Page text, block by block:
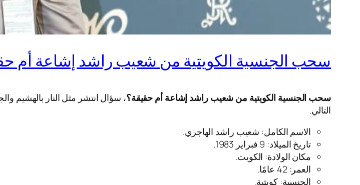
سحب الجنسية الكويتية من شعيب راشد إشاعة أم
سحب الجنسية الكويتية من شعيب راشد إشاعة أم حقيقة؟، سؤال انتشر مثل النار بالهشيم
التالي.
الاسم الكامل: شعيب راشد الهاجري.
تاريخ الميلاد: 9 فبراير 1983.
مكان الولادة: الكويت.
العمر: 42 عامًا.
الجنسية: كويتية.